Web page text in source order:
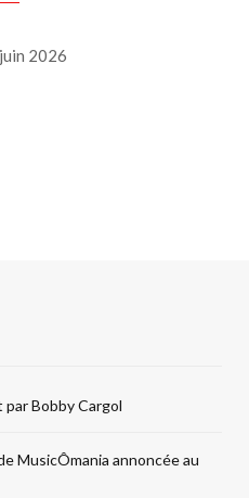
juin 2026
Bobby Cargol
MusicÔmania annoncée au